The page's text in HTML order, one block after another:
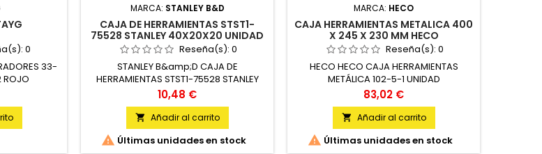
0
33-
ROJO
MARCA: STANLEY B&D
CAJA DE HERRAMIENTAS STST1-
75528 STANLEY 40X20X20 UNIDAD
Reseña(s): 0
STANLEY B&amp;D CAJA DE
HERRAMIENTAS STST1-75528 STANLEY
40X20X20 UNIDAD
Precio
10,48 €
 Añadir al carrito
 Últimas unidades en stock
MARCA: HECO
CAJA HERRAMIENTAS METALICA 400
X 245 X 230 MM HECO
Reseña(s): 0
HECO HECO CAJA HERRAMIENTAS
METÁLICA 102-5-1 UNIDAD
Precio
83,02 €
 Añadir al carrito
 Últimas unidades en stock